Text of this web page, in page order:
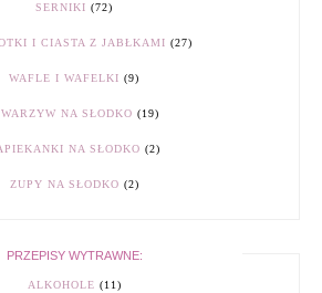
SERNIKI (72)
I CIASTA Z JABŁKAMI (27)
WAFLE I WAFELKI (9)
NA SŁODKO (19)
NA SŁODKO (2)
ZUPY NA SŁODKO (2)
PRZEPISY WYTRAWNE:
ALKOHOLE (11)